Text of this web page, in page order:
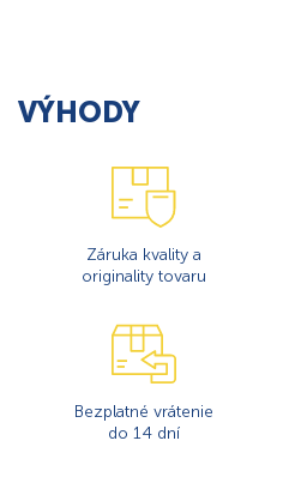
VÝHODY
Záruka kvality a
originality tovaru
Bezplatné vrátenie
do 14 dní